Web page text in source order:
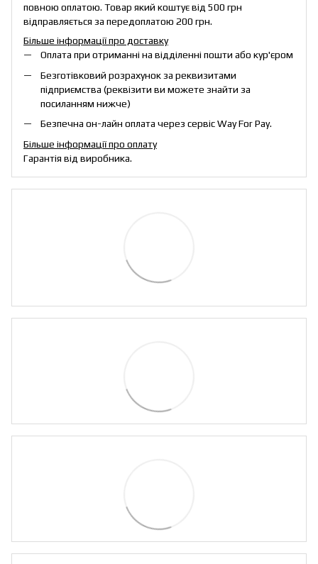
повною оплатою. Товар який коштує від 500 грн
відправляється за передоплатою 200 грн.
Більше інформації про доставку
Оплата при отриманні на відділенні пошти або кур'єром
Безготівковий розрахунок за реквизитами
підприємства (реквізити ви можете знайти за
посиланням нижче)
Безпечна он-лайн оплата через сервіс Way For Pay.
Більше інформації про оплату
Гарантія від виробника.